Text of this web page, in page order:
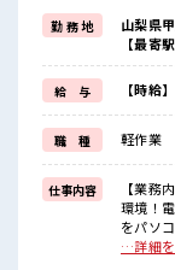
基本的に髪色自由
(規定有)≪機能的
制服があるので、
毎日の服装の悩
≪未経験OKの仕
新しいことにチャ
しっかり働く環境
イチからスキル
≪収入アップを
高時給だらけの
■職場の雰囲気
髪型にこだわりの
勤 務 地
山梨県
【最寄
給 与 【時給
職 種 軽作業
仕事内容
【業務
環境！
をパソ
基本座
…詳細を